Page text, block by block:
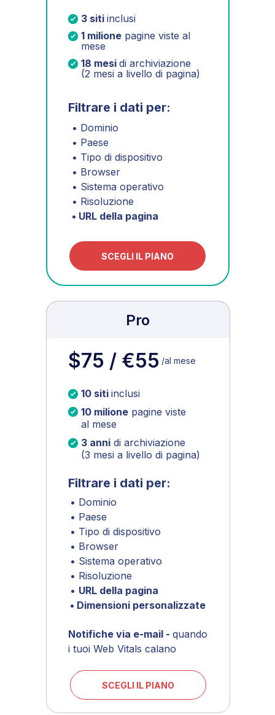
• Dominio
• Paese
• Tipo di dispositivo
• Browser
• Sistema operativo
• Risoluzione
• URL della pagina
Filtrare i dati per:
Pro
$75 / €55
• Dominio
• Paese
• Tipo di dispositivo
• Browser
• Sistema operativo
• Risoluzione
• URL della pagina
• Dimensioni personalizzate
Filtrare i dati per:
Notifiche via e-mail - quando
i tuoi Web Vitals calano
/al mese
3 siti inclusi
1 milione pagine viste al
mese
18 mesi di archiviazione
(2 mesi a livello di pagina)
10 siti inclusi
10 milione pagine viste
al mese
3 anni di archiviazione
(3 mesi a livello di pagina)
SCEGLI IL PIANO
SCEGLI IL PIANO
SOLUTIONS
Consenso
Reportistica
RESOURCES
Modifica le impostazioni sulla privacy
Base di conoscenza
Clickio Feed